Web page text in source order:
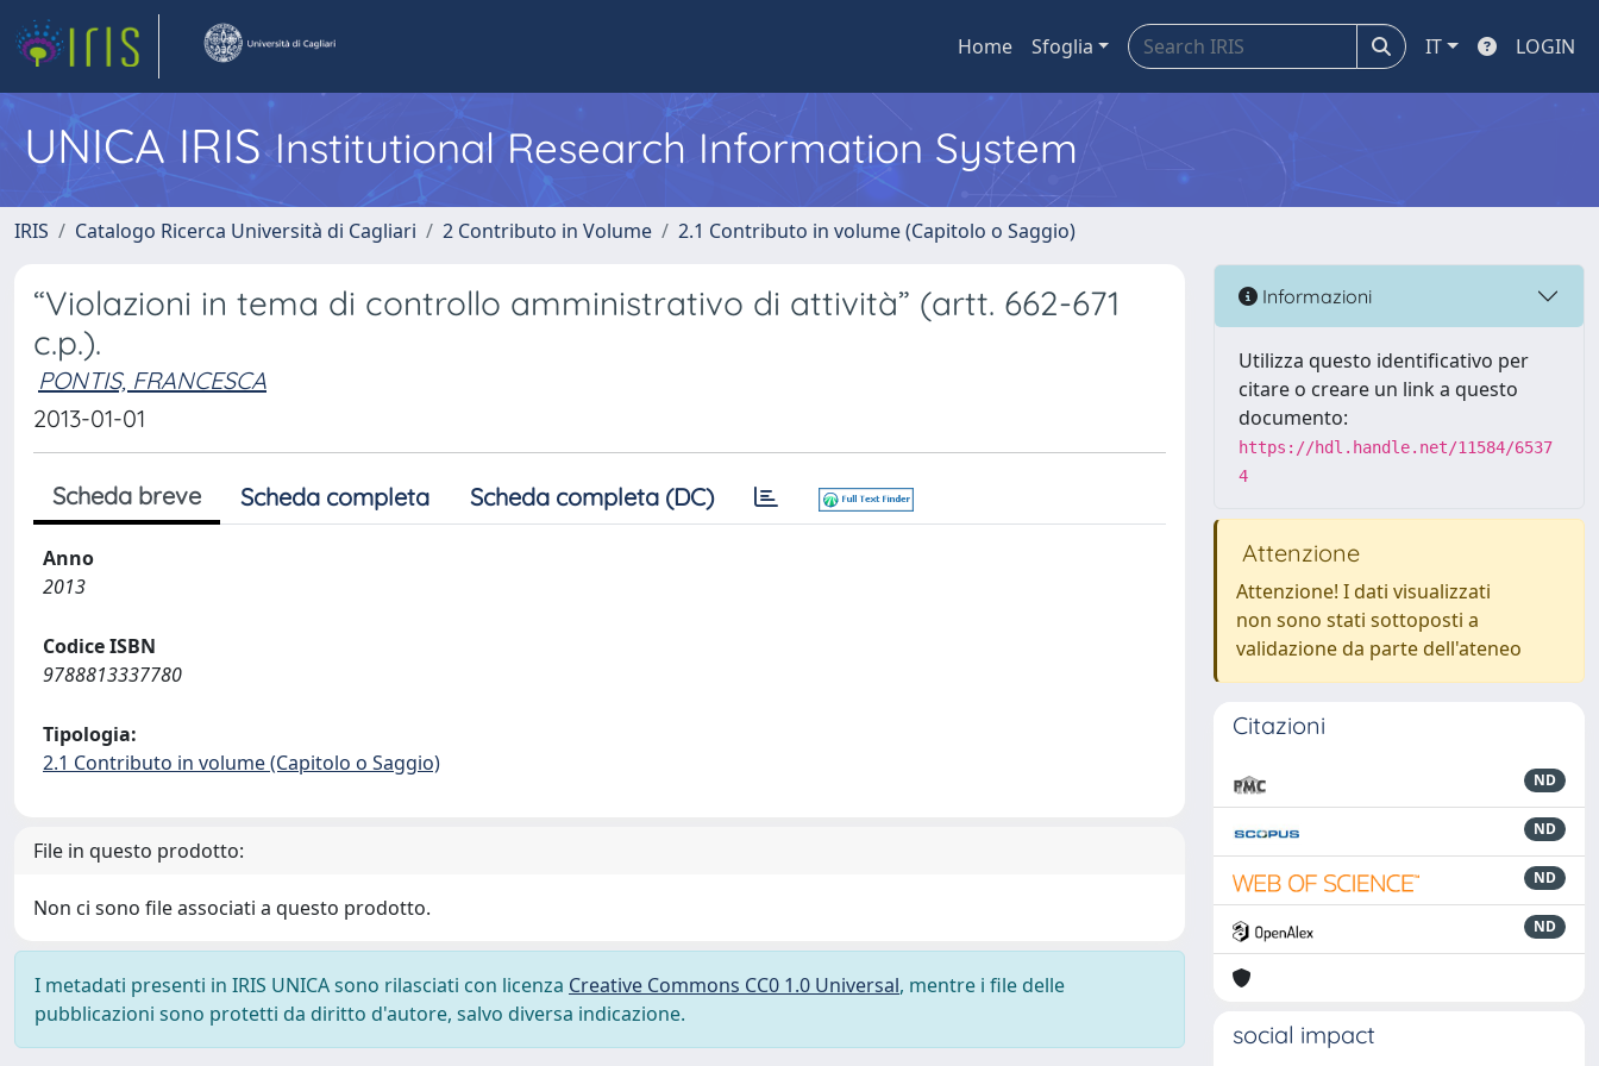
Home Sfoglia IT LOGIN
UNICA IRISInstitutional Research Information System
IRIS Catalogo Ricerca Università di Cagliari 2 Contributo in Volume 2.1 Contributo in volume (Capitolo o Saggio)
“Violazioni in tema di controllo amministrativo di attività” (artt. 662-671
c.p.).
PONTIS, FRANCESCA
2013-01-01
Scheda breve Scheda completa Scheda completa (DC)
Anno
2013
Codice ISBN
9788813337780
Tipologia:
2.1 Contributo in volume (Capitolo o Saggio)
File in questo prodotto:
Non ci sono file associati a questo prodotto.
I metadati presenti in IRIS UNICA sono rilasciati con licenza Creative Commons CC0 1.0 Universal, mentre i file delle
pubblicazioni sono protetti da diritto d'autore, salvo diversa indicazione.
Informazioni
Utilizza questo identificativo per
citare o creare un link a questo
documento:
https://hdl.handle.net/11584/6537
4
Attenzione
Attenzione! I dati visualizzati
non sono stati sottoposti a
validazione da parte dell'ateneo
Citazioni
ND
ND
ND
ND
social impact